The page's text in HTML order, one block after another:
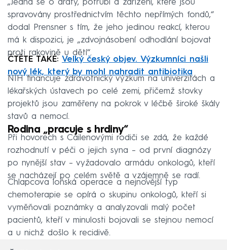
„Jedná se o dráty, potrubí a zařízení, které jsou
spravovány prostřednictvím těchto nepřímých fondů,“
dodal Prensner s tím, že jeho jedinou reakcí, kterou
má k dispozici, je „zdvojnásobení odhodlání bojovat
proti rakovině u dětí“.
ČTĚTE TAKÉ: Velký český objev. Výzkumníci našli
nový lék, který by mohl nahradit antibiotika
NIH financuje zdravotnický výzkum na univerzitách a
lékařských ústavech po celé zemi, přičemž stovky
projektů jsou zaměřeny na pokrok v léčbě široké škály
stavů a nemocí.
Rodina „pracuje s hrdiny“
Při hovorech s Cailenovými rodiči se zdá, že každé
rozhodnutí v péči o jejich syna – od první diagnózy
po nynější stav – vyžadovalo armádu onkologů, kteří
se nacházejí po celém světě a vzájemně se radí.
Chlapcova loňská operace a nejnovější typ
chemoterapie se opírá o skupinu onkologů, kteří si
vyměňovali poznámky a analyzovali malý počet
pacientů, kteří v minulosti bojovali se stejnou nemocí
a u nichž došlo k recidivě.